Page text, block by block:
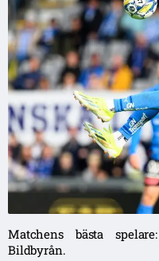
Matchens bästa
Bildbyrån.